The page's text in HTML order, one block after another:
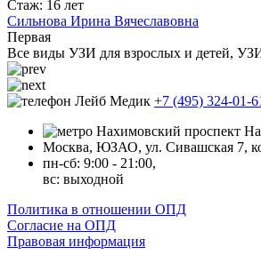
Стаж: 16 лет
Сильнова Ирина Вячеславовна
Первая
Все виды УЗИ для взрослых и детей,
+7 (495) 324-01-
Москва, ЮЗАО, ул. Сивашская 7,
пн-сб: 9:00 - 21:00,
вc: выходной
Политика в отношении ОПД
Согласие на ОПД
Правовая информация